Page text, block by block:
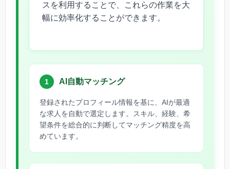
スを利用することで、これらの作業を大
幅に効率化することができます。
1 AI自動マッチング
登録されたプロフィール情報を基に、AIが最適
な求人を自動で選定します。スキル、経験、希
望条件を総合的に判断してマッチング精度を高
めています。